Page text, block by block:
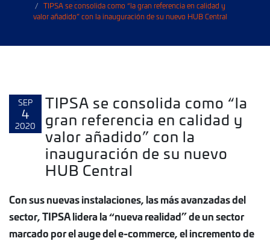
TIPSA se consolida como “la gran referencia en calidad y
valor añadido” con la inauguración de su nuevo HUB Central
SEP
4
2020
TIPSA se consolida como “la
gran referencia en calidad y
valor añadido” con la
inauguración de su nuevo
HUB Central
Con sus nuevas instalaciones, las más avanzadas del
sector, TIPSA lidera la “nueva realidad” de un sector
marcado por el auge del e-commerce, el incremento de